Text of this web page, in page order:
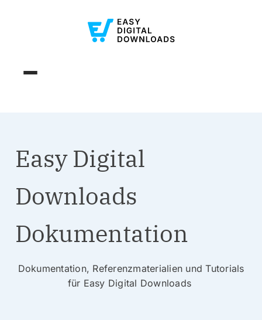
Easy Digital
Downloads
Dokumentation
Dokumentation, Referenzmaterialien und Tutorials
für Easy Digital Downloads